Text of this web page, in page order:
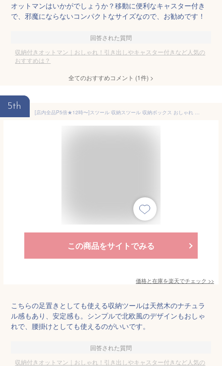
オットマンはいかがでしょうか？移動に便利なキャスター付き
で、邪魔にならないコンパクトなサイズなので、お勧めです！
回答された質問
収納付きオットマン｜おしゃれ！引き出しやキャスター付きなど人気の
おすすめは？
全てのおすすめコメント (1件) >
5th
[店内全品P5倍★12時〜]スツール 収納スツール 収納ボックス おしゃれ 天然木 オットマン 収納 チェア 収納付オットマン 足置き 足置き台 椅子 腰掛け 一人掛け シンプル フットスツール アイリスオーヤマ 収納付き 布製 一人暮らし FAC-OT 北欧【AR対応】
この商品をサイトでみる
価格と在庫を楽天でチェック >>
こちらの足置きとしても使える収納ツールは天然木のナチュラ
ル感もあり、安定感も。シンプルで北欧風のデザインもおしゃ
れで、腰掛けとしても使えるのがいいです。
回答された質問
収納付きオットマン｜おしゃれ！引き出しやキャスター付きなど人気の